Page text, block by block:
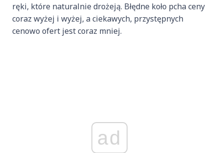
ręki, które naturalnie drożeją. Błędne koło pcha ceny
coraz wyżej i wyżej, a ciekawych, przystępnych
cenowo ofert jest coraz mniej.
ad